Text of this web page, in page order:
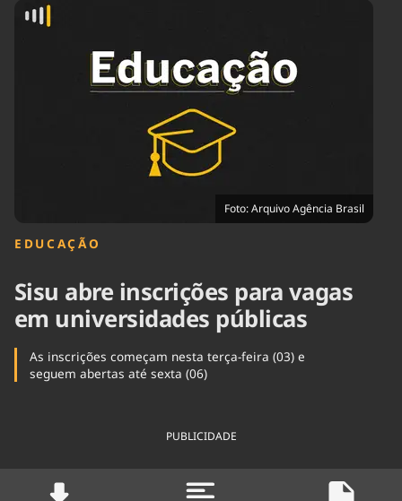
Agronegócios
Cultura
Economia
Educação
Infraestrutura
Internacional
Podcast
Política
Saúde
Foto: Arquivo Agência Brasil
EDUCAÇÃO
Sisu abre inscrições para vagas
em universidades públicas
As inscrições começam nesta terça-feira (03) e
seguem abertas até sexta (06)
PUBLICIDADE